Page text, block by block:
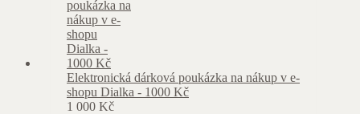
Elektronická dárková poukázka na nákup v e-
shopu Dialka - 1000 Kč
1 000 Kč